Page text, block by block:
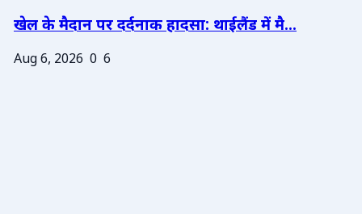
खेल के मैदान पर दर्दनाक हादसा: थाईलैंड में मै...
Aug 6, 2026 0 6